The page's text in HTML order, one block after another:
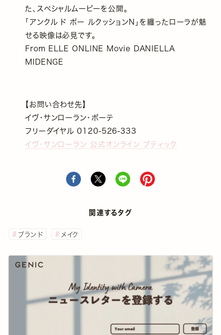
た、スペシャルムービーを公開。
「アンクル ド ポー ルクッションN」を纏ったローラが魅
せる映像は必見です。
From ELLE ONLINE Movie DANIELLA
MIDENGE
【お問い合わせ先】
イヴ・サンローラン・ボーテ
フリーダイヤル 0120-526-333
イヴ・サンローラン 公式オンライン ブティック
関連するタグ
ブランド メイク